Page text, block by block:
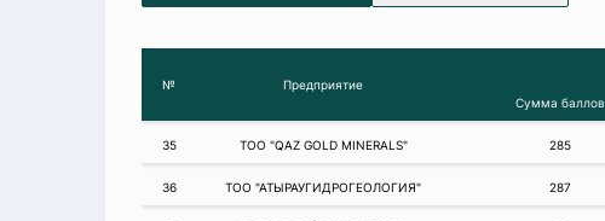
№ Предприятие
Сумма баллов
35 ТОО "QAZ GOLD MINERALS" 285
36 ТОО "АТЫРАУГИДРОГЕОЛОГИЯ" 287